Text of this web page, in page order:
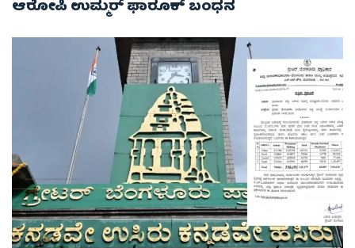
ಆರೋಪಿ ಉಮ್ಮರ್ ಫಾರೂಕ್ ಬಂಧನ